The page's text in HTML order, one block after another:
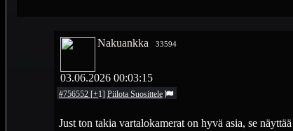
Nakuankka 33594
03.06.2026 00:03:15
#756552 [+1] Piilota Suosittele
Just ton takia vartalokamerat on hyvä asia, se